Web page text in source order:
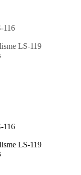
116
LS-119
116
LS-119